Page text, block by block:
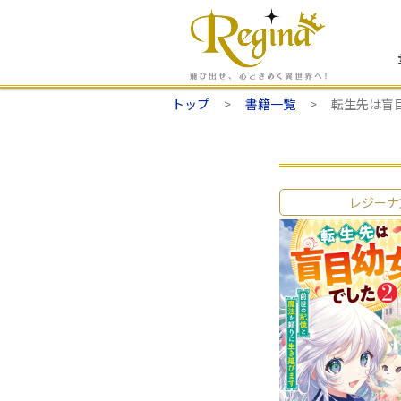
トップ 書籍一覧 転生先は盲
レジー